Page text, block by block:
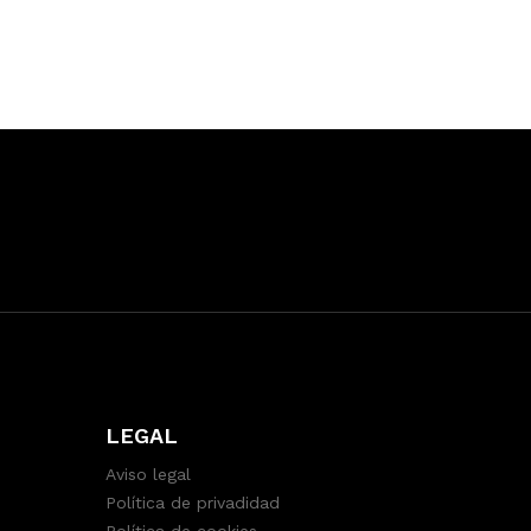
LEGAL
Aviso legal
Política de privadidad